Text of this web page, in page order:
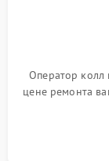
Оператор колл
цене ремонта